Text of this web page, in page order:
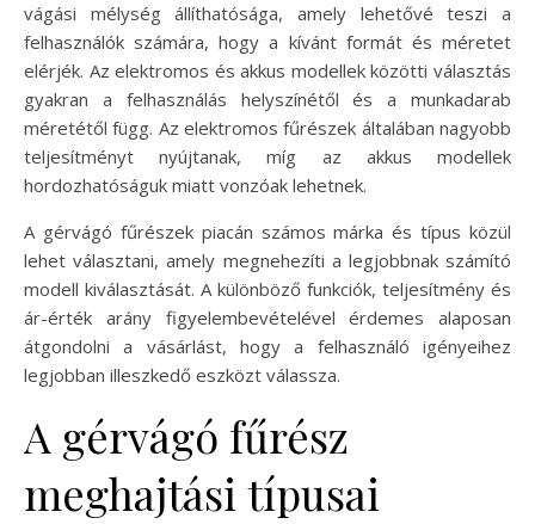
vágási mélység állíthatósága, amely lehetővé teszi a
felhasználók számára, hogy a kívánt formát és méretet
elérjék. Az elektromos és akkus modellek közötti választás
gyakran a felhasználás helyszínétől és a munkadarab
méretétől függ. Az elektromos fűrészek általában nagyobb
teljesítményt nyújtanak, míg az akkus modellek
hordozhatóságuk miatt vonzóak lehetnek.
A gérvágó fűrészek piacán számos márka és típus közül
lehet választani, amely megnehezíti a legjobbnak számító
modell kiválasztását. A különböző funkciók, teljesítmény és
ár-érték arány figyelembevételével érdemes alaposan
átgondolni a vásárlást, hogy a felhasználó igényeihez
legjobban illeszkedő eszközt válassza.
A gérvágó fűrész
meghajtási típusai